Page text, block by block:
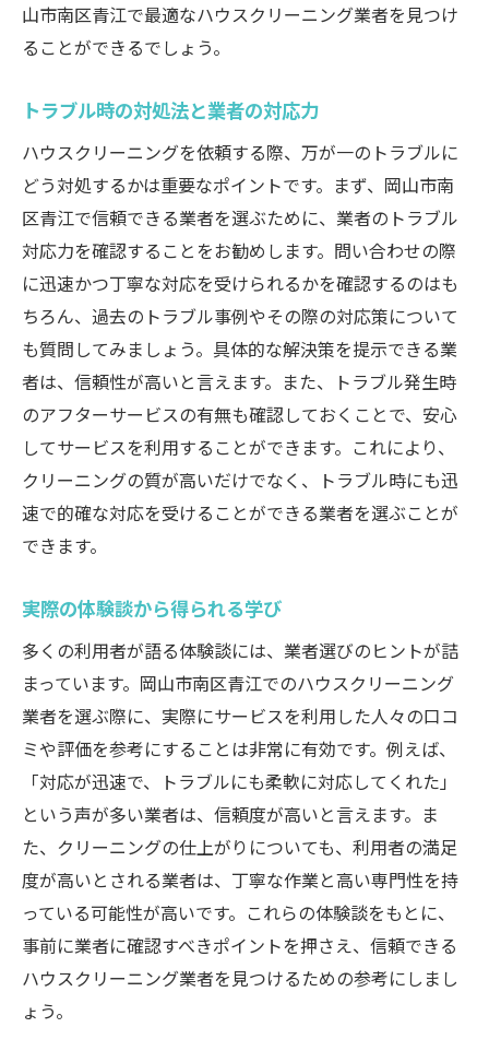
山市南区青江で最適なハウスクリーニング業者を見つけ
ることができるでしょう。
トラブル時の対処法と業者の対応力
ハウスクリーニングを依頼する際、万が一のトラブルに
どう対処するかは重要なポイントです。まず、岡山市南
区青江で信頼できる業者を選ぶために、業者のトラブル
対応力を確認することをお勧めします。問い合わせの際
に迅速かつ丁寧な対応を受けられるかを確認するのはも
ちろん、過去のトラブル事例やその際の対応策について
も質問してみましょう。具体的な解決策を提示できる業
者は、信頼性が高いと言えます。また、トラブル発生時
のアフターサービスの有無も確認しておくことで、安心
してサービスを利用することができます。これにより、
クリーニングの質が高いだけでなく、トラブル時にも迅
速で的確な対応を受けることができる業者を選ぶことが
できます。
実際の体験談から得られる学び
多くの利用者が語る体験談には、業者選びのヒントが詰
まっています。岡山市南区青江でのハウスクリーニング
業者を選ぶ際に、実際にサービスを利用した人々の口コ
ミや評価を参考にすることは非常に有効です。例えば、
「対応が迅速で、トラブルにも柔軟に対応してくれた」
という声が多い業者は、信頼度が高いと言えます。ま
た、クリーニングの仕上がりについても、利用者の満足
度が高いとされる業者は、丁寧な作業と高い専門性を持
っている可能性が高いです。これらの体験談をもとに、
事前に業者に確認すべきポイントを押さえ、信頼できる
ハウスクリーニング業者を見つけるための参考にしまし
ょう。